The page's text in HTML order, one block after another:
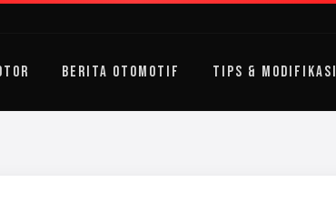
BERITA OTOMOTIF TIPS & MODIFIKASI